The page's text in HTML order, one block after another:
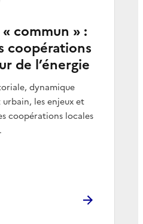
« commun » :
coopérations
de l’énergie
dynamique
les enjeux et
coopérations locales